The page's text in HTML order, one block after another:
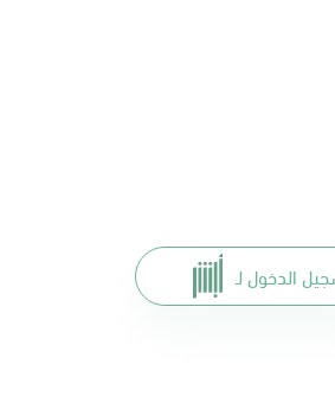
الدخول لـ